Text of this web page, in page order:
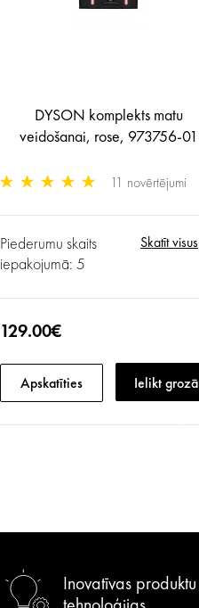
DYSON komplekts matu
veidošanai, rose, 973756-01
11 novērtējumi
Piederumu skaits
iepakojumā: 5
Skatīt visus
129.00€
Apskatīties Ielikt grozā
Inovatīvas produktu